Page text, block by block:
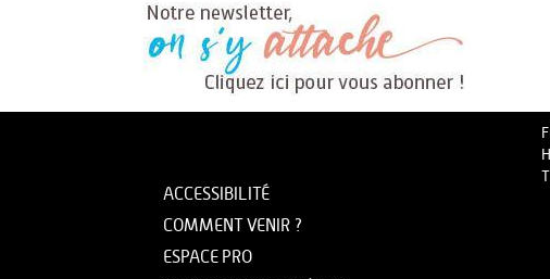
ACCESSIBILITÉ
COMMENT VENIR ?
ESPACE PRO